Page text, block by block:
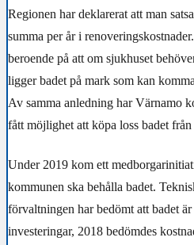
Regionen har deklarerat att man
summa per år i
beroende på att om sjukhuset
ligger badet på mark som kan
Av samma anledning har Värnamo
fått möjlighet att köpa loss badet
Under 2019 kom ett
kommunen ska behålla badet.
förvaltningen har bedömt att badet
investeringar, 2018 bedömdes